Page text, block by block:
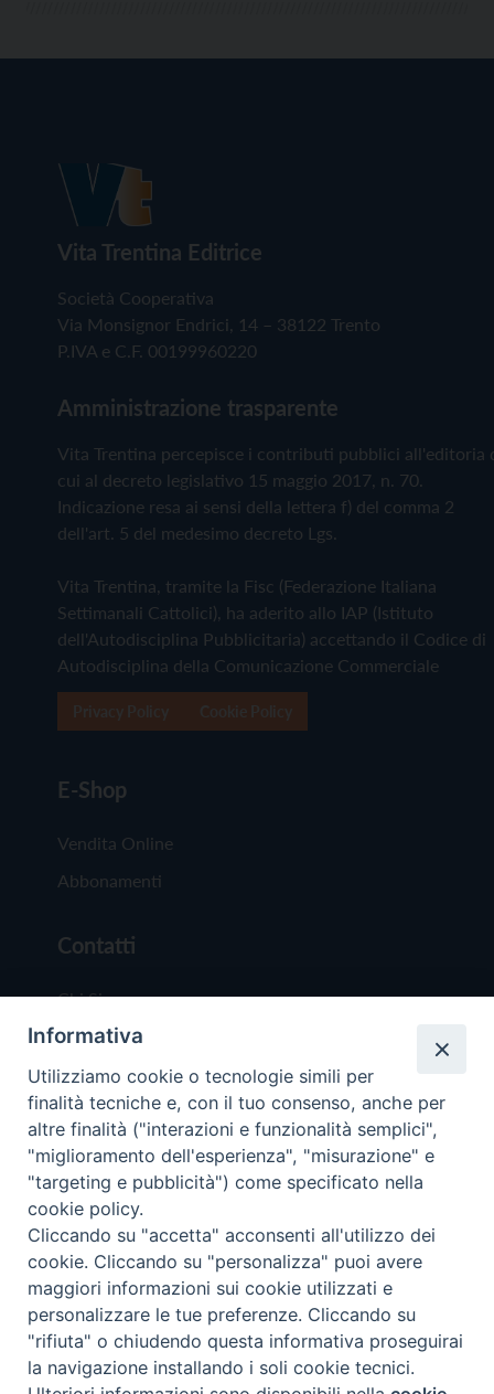
Vita Trentina Editrice
Società Cooperativa
Via Monsignor Endrici, 14 – 38122 Trento
P.IVA e C.F. 00199960220
Amministrazione trasparente
Vita Trentina percepisce i contributi pubblici all'editoria
cui al decreto legislativo 15 maggio 2017, n. 70.
Indicazione resa ai sensi della lettera f) del comma 2
dell'art. 5 del medesimo decreto Lgs.
Vita Trentina, tramite la Fisc (Federazione Italiana
Settimanali Cattolici), ha aderito allo IAP (Istituto
dell'Autodisciplina Pubblicitaria) accettando il Codice di
Autodisciplina della Comunicazione Commerciale
E-Shop
Vendita Online
Abbonamenti
Contatti
Chi Siamo
Redazione
Scrivici
Copyright © 2019 - Tutti i diritti riservati - Vita
Trentina Editrice
Privacy Policy
Torna
Informativa
Utilizziamo cookie o tecnologie simili per
finalità tecniche e, con il tuo consenso, anche per
altre finalità ("interazioni e funzionalità semplici",
"miglioramento dell'esperienza", "misurazione" e
"targeting e pubblicità") come specificato nella
cookie policy.
Cliccando su "accetta" acconsenti all'utilizzo dei
cookie. Cliccando su "personalizza" puoi avere
maggiori informazioni sui cookie utilizzati e
personalizzare le tue preferenze. Cliccando su
"rifiuta" o chiudendo questa informativa proseguirai
la navigazione installando i soli cookie tecnici.